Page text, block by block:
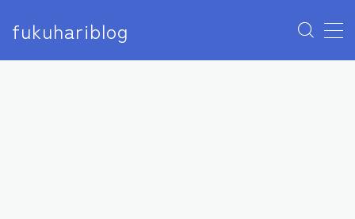
fukuhariblog
MENU